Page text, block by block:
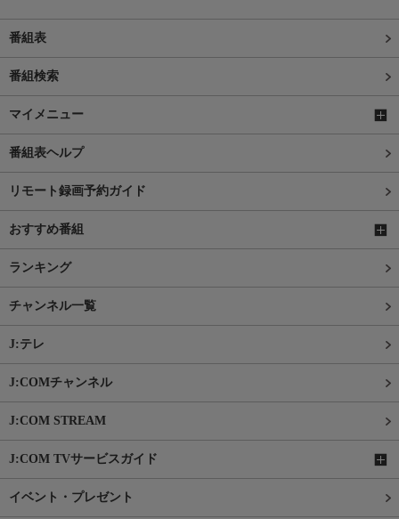
番組表
番組検索
マイメニュー
番組表ヘルプ
リモート録画予約ガイド
おすすめ番組
ランキング
チャンネル一覧
J:テレ
J:COMチャンネル
J:COM STREAM
J:COM TVサービスガイド
イベント・プレゼント